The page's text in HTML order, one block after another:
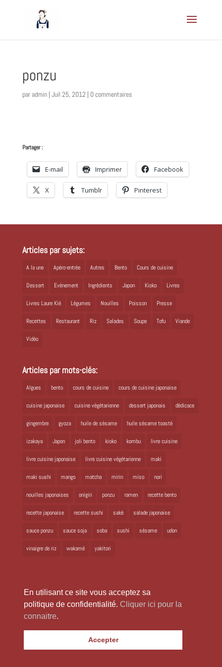
En utilisant ce site vous acceptez sa
politique de confidentialité. Cliquer ici pour la
connaitre.
Accepter
ponzu
par admin| Juil 25, 2012 | 0 commentaires
Partager :
E-mail Imprimer Facebook
X Tumblr Pinterest
Articles par sujets:
A la une Apéro-entrée Autres Bento Cours de cuisine
Dessert Evènement Ingrédients Japon Kioko Livres
Livres Laure Kié Légumes Nouilles Poisson Presse
Recettes Restaurant Riz Salades Soupe Tofu Viande
Vidéo
Articles par mots-clés:
Algues bento cours de cuisine cours de cuisine japonaise
cuisine japonaise cuisine végétarienne dessert japonais dédicace
gingembre gyoza huile de sésame huile sésame toasté
izakaya Japon joli bento kioko kombu livre cuisine
livre cuisine japonaise livre cuisine végétarienne maki
maki sushi mango matcha mirin miso nori
nouilles japonaises onigiri ponzu ramen recette bento
recette japonaise recette sushi saké salade japonaise
sauce ponzu sauce soja soba sushi sésame udon
vinaigre de riz wakamé yakitori
Copyright 2024 Laure Kié Tous droits réservés |laurekie@yahoo.fr
Politique de confidentialité